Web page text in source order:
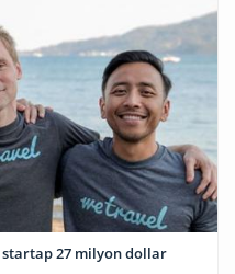
startap 27 milyon dollar